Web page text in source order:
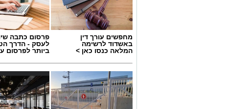
מחפשים עורך דין
באשדוד לרשימה
המלאה כנסו כאן >
פרסום כתבה
לעסק - הדרך
ביותר לפרסום